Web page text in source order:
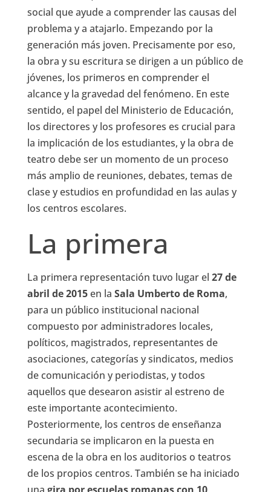
social que ayude a comprender las causas del
problema y a atajarlo. Empezando por la
generación más joven. Precisamente por eso,
la obra y su escritura se dirigen a un público de
jóvenes, los primeros en comprender el
alcance y la gravedad del fenómeno. En este
sentido, el papel del Ministerio de Educación,
los directores y los profesores es crucial para
la implicación de los estudiantes, y la obra de
teatro debe ser un momento de un proceso
más amplio de reuniones, debates, temas de
clase y estudios en profundidad en las aulas y
los centros escolares.
La primera
La primera representación tuvo lugar el 27 de
abril de 2015en la Sala Umberto de Roma,
para un público institucional nacional
compuesto por administradores locales,
políticos, magistrados, representantes de
asociaciones, categorías y sindicatos, medios
de comunicación y periodistas, y todos
aquellos que desearon asistir al estreno de
este importante acontecimiento.
Posteriormente, los centros de enseñanza
secundaria se implicaron en la puesta en
escena de la obra en los auditorios o teatros
de los propios centros. También se ha iniciado